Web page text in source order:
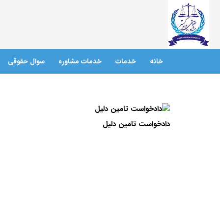
خانه خدمات خدمات مشاوره سوال حقوقی
دادخواست تامین دلیل